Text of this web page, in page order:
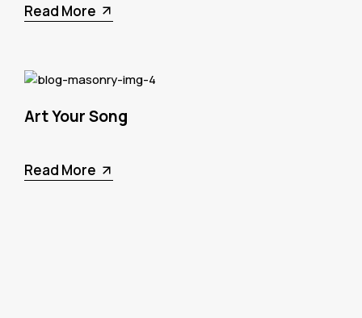
Read More
Art Your Song
Read More